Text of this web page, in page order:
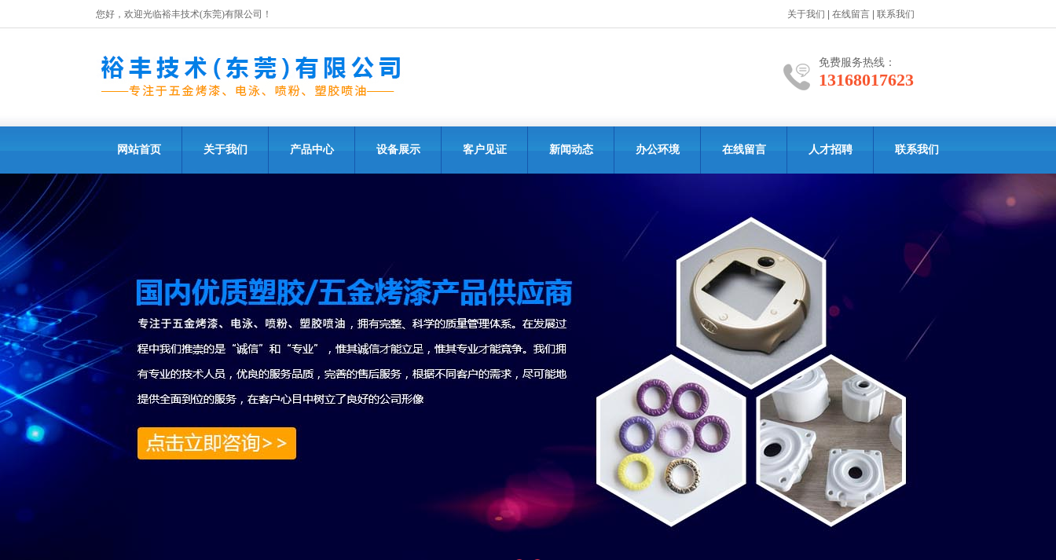
您好，欢迎光临裕丰技术(东莞)有限公司！ 关于我们 在线留言 联系我们
免费服务热线：
13168017623
网站首页 关于我们 产品中心 设备展示 客户见证 新闻动态 办公环境 在线留言 人才招聘 联系我们